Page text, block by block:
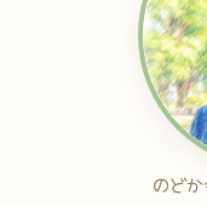
のどか